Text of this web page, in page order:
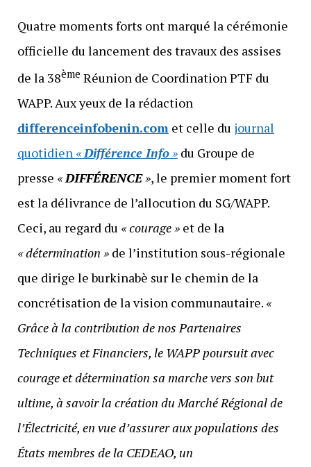
Quatre moments forts ont marqué la cérémonie
officielle du lancement des travaux des assises
de la 38ème Réunion de Coordination PTF du
WAPP. Aux yeux de la rédaction
differenceinfobenin.comet celle du journal
quotidien «Différence Info»du Groupe de
presse «DIFFÉRENCE», le premier moment fort
est la délivrance de l’allocution du SG/WAPP.
Ceci, au regard du « courage »et de la
« détermination »de l’institution sous-régionale
que dirige le burkinabè sur le chemin de la
concrétisation de la vision communautaire. «
Grâce à la contribution de nos Partenaires
Techniques et Financiers, le WAPP poursuit avec
courage et détermination sa marche vers son but
ultime, à savoir la création du Marché Régional de
l’Électricité, en vue d’assurer aux populations des
États membres de la CEDEAO, un